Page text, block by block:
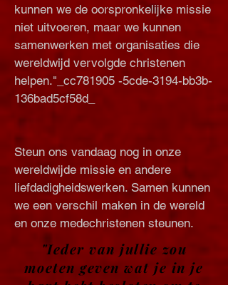
kunnen we de oorspronkelijke missie
niet uitvoeren, maar we kunnen
samenwerken met organisaties die
wereldwijd vervolgde christenen
helpen."_cc781905 -5cde-3194-bb3b-
136bad5cf58d_
Steun ons vandaag nog in onze
wereldwijde missie en andere
liefdadigheidswerken. Samen kunnen
we een verschil maken in de wereld
en onze medechristenen steunen.
"Ieder van jullie zou
moeten geven wat je in je